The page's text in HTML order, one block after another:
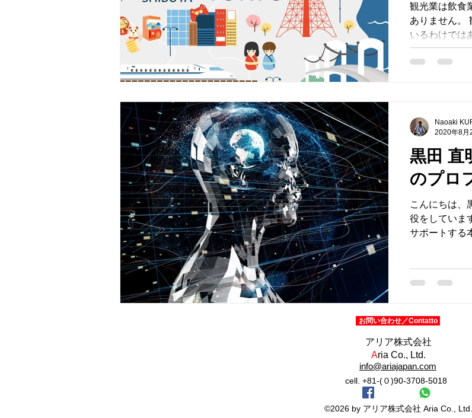
観光業は飲食
ありません。
いるわけでは
りません。
本にとっては
黒田 直
のプロ
こんにちは、
役をしていま
サポートする
Naoaki
2020年8月
お問い合わせ／Contatto
​アリア株式会社
Aria Co., Ltd.
info@ariajapan.com
cell. +81-(０)90-3708-5018
©2026 by アリア株式会社 Aria Co., Ltd.